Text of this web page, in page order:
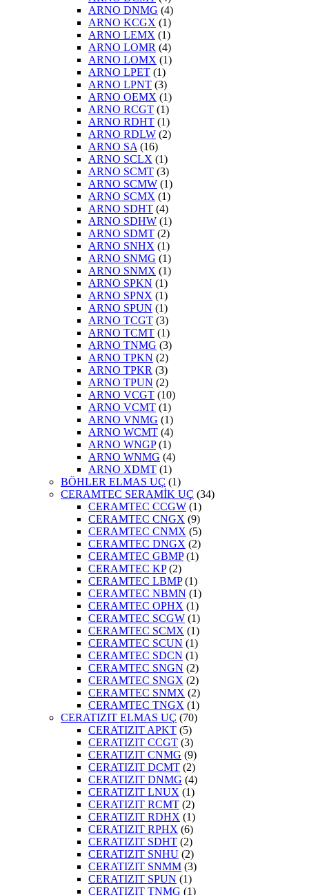
ARNO DNMG (4)
ARNO KCGX (1)
ARNO LEMX (1)
ARNO LOMR (4)
ARNO LOMX (1)
ARNO LPET (1)
ARNO LPNT (3)
ARNO OEMX (1)
ARNO RCGT (1)
ARNO RDHT (1)
ARNO RDLW (2)
ARNO SA (16)
ARNO SCLX (1)
ARNO SCMT (3)
ARNO SCMW (1)
ARNO SCMX (1)
ARNO SDHT (4)
ARNO SDHW (1)
ARNO SDMT (2)
ARNO SNHX (1)
ARNO SNMG (1)
ARNO SNMX (1)
ARNO SPKN (1)
ARNO SPNX (1)
ARNO SPUN (1)
ARNO TCGT (3)
ARNO TCMT (1)
ARNO TNMG (3)
ARNO TPKN (2)
ARNO TPKR (3)
ARNO TPUN (2)
ARNO VCGT (10)
ARNO VCMT (1)
ARNO VNMG (1)
ARNO WCMT (4)
ARNO WNGP(1)
ARNO WNMG (4)
ARNO XDMT (1)
BÖHLER ELMAS UÇ (1)
CERAMTEC SERAMİK UÇ (34)
CERAMTEC CCGW (1)
CERAMTEC CNGX (9)
CERAMTEC CNMX (5)
CERAMTEC DNGX (2)
CERAMTEC GBMP(1)
CERAMTEC KP(2)
CERAMTEC LBMP(1)
CERAMTEC NBMN (1)
CERAMTEC OPHX (1)
CERAMTEC SCGW (1)
CERAMTEC SCMX (1)
CERAMTEC SCUN (1)
CERAMTEC SDCN (1)
CERAMTEC SNGN (2)
CERAMTEC SNGX (2)
CERAMTEC SNMX (2)
CERAMTEC TNGX (1)
CERATIZIT ELMAS UÇ (70)
CERATIZIT APKT (5)
CERATIZIT CCGT (3)
CERATIZIT CNMG (9)
CERATIZIT DCMT (2)
CERATIZIT DNMG (4)
CERATIZIT LNUX (1)
CERATIZIT RCMT (2)
CERATIZIT RDHX (1)
CERATIZIT RPHX (6)
CERATIZIT SDHT (2)
CERATIZIT SNHU (2)
CERATIZIT SNMM (3)
CERATIZIT SPUN (1)
CERATIZIT TNMG (1)